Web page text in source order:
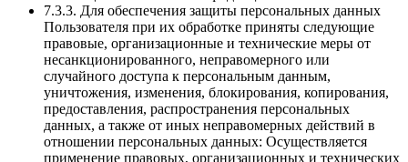
7.3.3. Для обеспечения защиты персональных данных
Пользователя при их обработке приняты следующие
правовые, организационные и технические меры от
несанкционированного, неправомерного или
случайного доступа к персональным данным,
уничтожения, изменения, блокирования, копирования,
предоставления, распространения персональных
данных, а также от иных неправомерных действий в
отношении персональных данных: Осуществляется
применение правовых, организационных и технических